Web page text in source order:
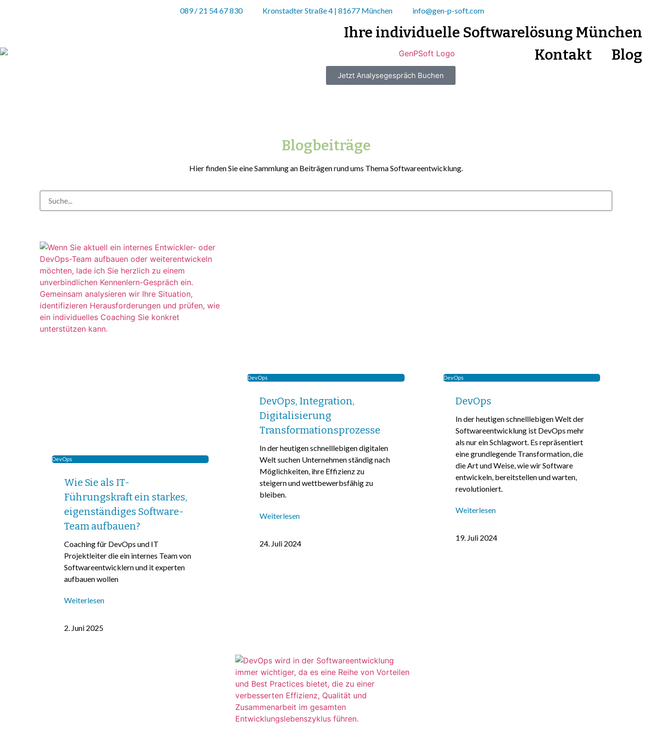
089 / 21 54 67 830 Kronstadter Straße 4 | 81677 München info@gen-p-soft.com
Ihre individuelle Softwarelösung München
Kontakt
Blog
Jetzt Analysegespräch Buchen
Blogbeiträge
Hier finden Sie eine Sammlung an Beiträgen rund ums Thema Softwareentwicklung.
DevOps
Wie Sie als IT-
Führungskraft ein starkes,
eigenständiges Software-
Team aufbauen?
Coaching für DevOps und IT
Projektleiter die ein internes Team von
Softwareentwicklern und it experten
aufbauen wollen
Weiterlesen
2. Juni 2025
DevOps
DevOps, Integration,
Digitalisierung
Transformationsprozesse
In der heutigen schnelllebigen digitalen
Welt suchen Unternehmen ständig nach
Möglichkeiten, ihre Effizienz zu
steigern und wettbewerbsfähig zu
bleiben.
Weiterlesen
24. Juli 2024
DevOps
DevOps
In der heutigen schnelllebigen Welt der
Softwareentwicklung ist DevOps mehr
als nur ein Schlagwort. Es repräsentiert
eine grundlegende Transformation, die
die Art und Weise, wie wir Software
entwickeln, bereitstellen und warten,
revolutioniert.
Weiterlesen
19. Juli 2024